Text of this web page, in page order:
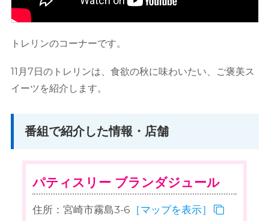
トレリンのコーナーです。
11月7日のトレリンは、食欲の秋に味わいたい、ご褒美ス
イーツを紹介します。
番組で紹介した情報・店舗
パティスリー ブランダジュール
住所：宮崎市霧島3-6 ［マップを表示］